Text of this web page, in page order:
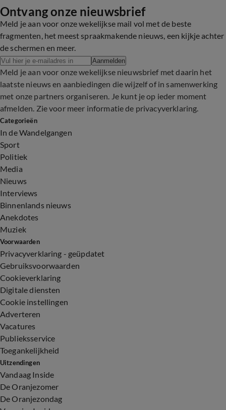
Ontvang onze nieuwsbrief
Meld je aan voor onze wekelijkse mail vol met de beste
fragmenten, het meest spraakmakende nieuws, een kijkje achter
de schermen en meer.
Aanmelden
Meld je aan voor onze wekelijkse nieuwsbrief met daarin het
laatste nieuws en aanbiedingen die wijzelf of in samenwerking
met onze partners organiseren. Je kunt je op ieder moment
afmelden. Zie voor meer informatie de privacyverklaring.
Categorieën
In de Wandelgangen
Sport
Politiek
Media
Nieuws
Interviews
Binnenlands nieuws
Anekdotes
Muziek
Voorwaarden
Privacyverklaring - geüpdatet
Gebruiksvoorwaarden
Cookieverklaring
Digitale diensten
Cookie instellingen
Adverteren
Vacatures
Publieksservice
Toegankelijkheid
Uitzendingen
Vandaag Inside
De Oranjezomer
De Oranjezondag